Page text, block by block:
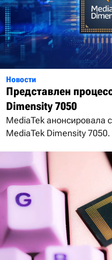
Новости
Представлен
Dimensity 7050
MediaTek анонсировала
MediaTek Dimensity 7050.